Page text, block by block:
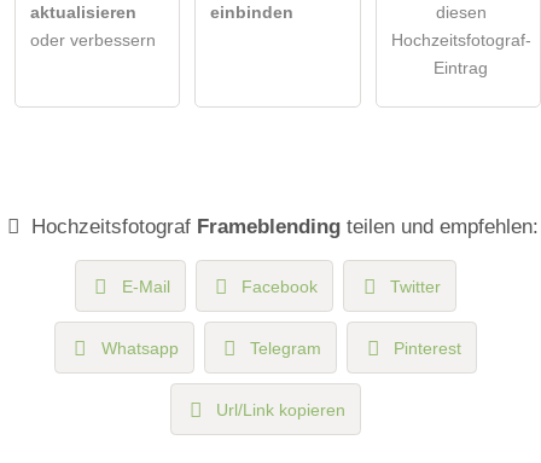
aktualisieren
oder verbessern
einbinden
diesen
Hochzeitsfotograf-
Eintrag
Hochzeitsfotograf Frameblendingteilen und empfehlen:
E-Mail Facebook Twitter
Whatsapp Telegram Pinterest
Url/Link kopieren